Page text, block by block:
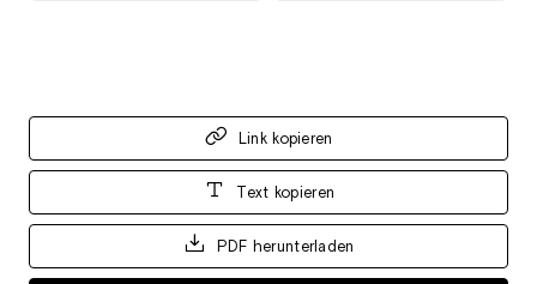
Link kopieren
Text kopieren
PDF herunterladen